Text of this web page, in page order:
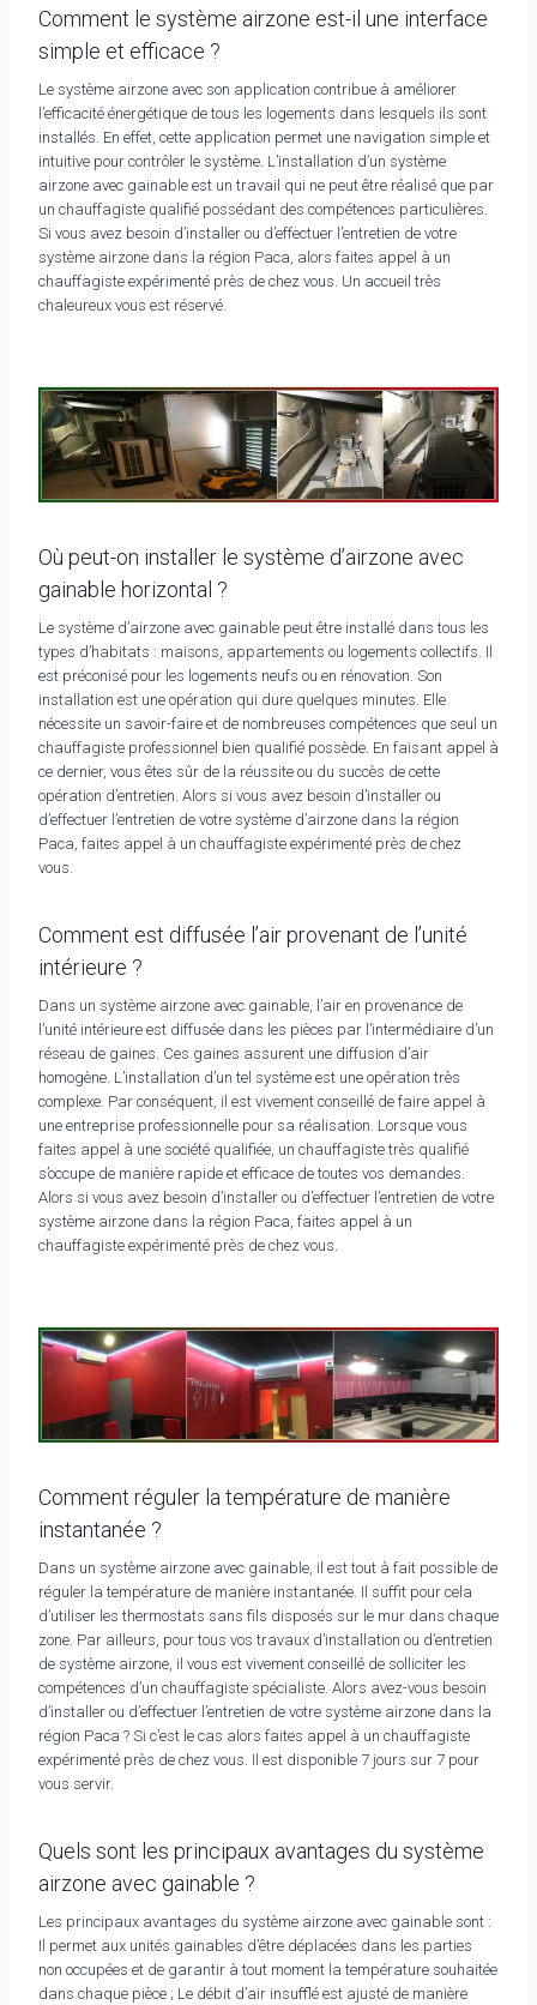
Comment le système airzone est-il une interface
simple et efficace ?
Le système airzone avec son application contribue à améliorer
l’efficacité énergétique de tous les logements dans lesquels ils sont
installés. En effet, cette application permet une navigation simple et
intuitive pour contrôler le système. L’installation d’un système
airzone avec gainable est un travail qui ne peut être réalisé que par
un chauffagiste qualifié possédant des compétences particulières.
Si vous avez besoin d’installer ou d’effectuer l’entretien de votre
système airzone dans la région Paca, alors faites appel à un
chauffagiste expérimenté près de chez vous. Un accueil très
chaleureux vous est réservé.
Où peut-on installer le système d’airzone avec
gainable horizontal ?
Le système d’airzone avec gainable peut être installé dans tous les
types d’habitats : maisons, appartements ou logements collectifs. Il
est préconisé pour les logements neufs ou en rénovation. Son
installation est une opération qui dure quelques minutes. Elle
nécessite un savoir-faire et de nombreuses compétences que seul un
chauffagiste professionnel bien qualifié possède. En faisant appel à
ce dernier, vous êtes sûr de la réussite ou du succès de cette
opération d’entretien. Alors si vous avez besoin d’installer ou
d’effectuer l’entretien de votre système d’airzone dans la région
Paca, faites appel à un chauffagiste expérimenté près de chez
vous.
Comment est diffusée l’air provenant de l’unité
intérieure ?
Dans un système airzone avec gainable, l’air en provenance de
l’unité intérieure est diffusée dans les pièces par l’intermédiaire d’un
réseau de gaines. Ces gaines assurent une diffusion d’air
homogène. L’installation d’un tel système est une opération très
complexe. Par conséquent, il est vivement conseillé de faire appel à
une entreprise professionnelle pour sa réalisation. Lorsque vous
faites appel à une société qualifiée, un chauffagiste très qualifié
s’occupe de manière rapide et efficace de toutes vos demandes.
Alors si vous avez besoin d’installer ou d’effectuer l’entretien de votre
système airzone dans la région Paca, faites appel à un
chauffagiste expérimenté près de chez vous.
Comment réguler la température de manière
instantanée ?
Dans un système airzone avec gainable, il est tout à fait possible de
réguler la température de manière instantanée. Il suffit pour cela
d’utiliser les thermostats sans fils disposés sur le mur dans chaque
zone. Par ailleurs, pour tous vos travaux d’installation ou d’entretien
de système airzone, il vous est vivement conseillé de solliciter les
compétences d’un chauffagiste spécialiste. Alors avez-vous besoin
d’installer ou d’effectuer l’entretien de votre système airzone dans la
région Paca ? Si c’est le cas alors faites appel à un chauffagiste
expérimenté près de chez vous. Il est disponible 7 jours sur 7 pour
vous servir.
Quels sont les principaux avantages du système
airzone avec gainable ?
Les principaux avantages du système airzone avec gainable sont :
Il permet aux unités gainables d’être déplacées dans les parties
non occupées et de garantir à tout moment la température souhaitée
dans chaque pièce ; Le débit d’air insufflé est ajusté de manière